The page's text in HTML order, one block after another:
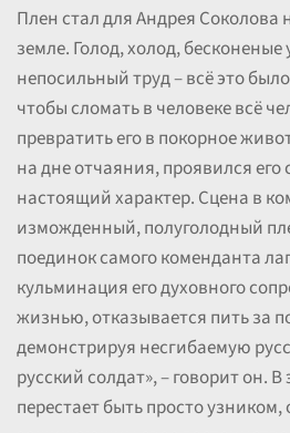
Плен стал для Андрея
земле. Голод, холод,
непосильный труд – всё это
чтобы сломать в человеке всё
превратить его в покорное
на дне отчаяния, проявился его
настоящий характер. Сцена в
изможденный, полуголодный
поединок самого коменданта
кульминация его духовного
жизнью, отказывается пить за
демонстрируя несгибаемую
русский солдат», – говорит он.
перестает быть просто